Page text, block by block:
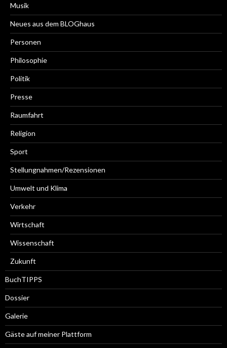
Musik
Neues aus dem BLOGhaus
Personen
Philosophie
Politik
Presse
Raumfahrt
Religion
Sport
Stellungnahmen/Rezensionen
Umwelt und Klima
Verkehr
Wirtschaft
Wissenschaft
Zukunft
BuchTIPPS
Dossier
Galerie
Gäste auf meiner Plattform